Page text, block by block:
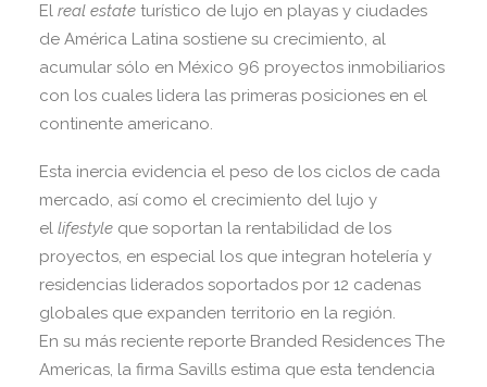
El real estate turístico de lujo en playas y ciudades
de América Latina sostiene su crecimiento, al
acumular sólo en México 96 proyectos inmobiliarios
con los cuales lidera las primeras posiciones en el
continente americano.
Esta inercia evidencia el peso de los ciclos de cada
mercado, así como el crecimiento del lujo y
el lifestyle que soportan la rentabilidad de los
proyectos, en especial los que integran hotelería y
residencias liderados soportados por 12 cadenas
globales que expanden territorio en la región.
En su más reciente reporte Branded Residences The
Americas, la firma Savills estima que esta tendencia